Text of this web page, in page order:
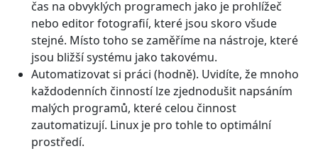
čas na obvyklých programech jako je prohlížeč
nebo editor fotografií, které jsou skoro všude
stejné. Místo toho se zaměříme na nástroje, které
jsou bližší systému jako takovému.
Automatizovat si práci (hodně). Uvidíte, že mnoho
každodenních činností lze zjednodušit napsáním
malých programů, které celou činnost
zautomatizují. Linux je pro tohle to optimální
prostředí.